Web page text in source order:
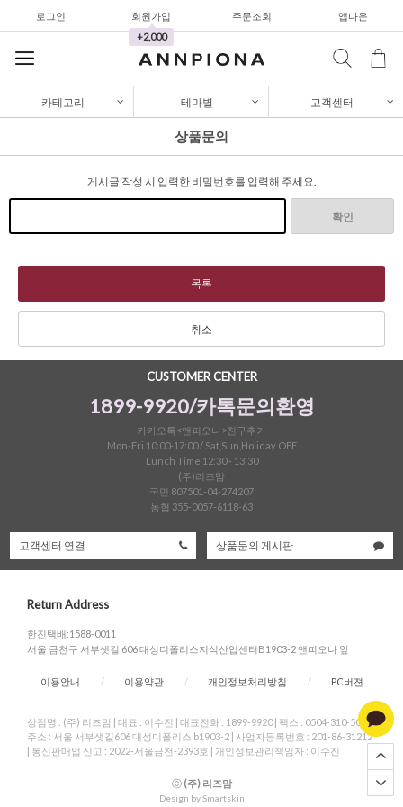
로그인
회원가입
+2,000
주문조회 앱다운
와이드팬츠
한정세일
셔츠&블라우스
가디건/니트
와이드팬츠
가디건/니트
와이드팬츠
한정세일
카테고리 테마별 고객센터
상품문의
게시글 작성 시 입력한 비밀번호를 입력해 주세요.
확인
목록
취소
CUSTOMER CENTER
1899-9920/카톡문의환영
카카오톡<앤피오나>친구추가
Mon-Fri 10:00-17:00 / Sat,Sun,Holiday OFF
Lunch Time 12:30 - 13:30
(주)리즈맘
국민 807501-04-274207
농협 355-0057-6118-63
고객센터 연결 상품문의 게시판
Return Address
한진택배:1588-0011
서울 금천구 서부샛길 606 대성디폴리스지식산업센터B1903-2 앤피오나 앞
이용안내 / 이용약관 / 개인정보처리방침 / PC버젼
상점명 : (주) 리즈맘 | 대표 : 이수진 | 대표전화 : 1899-9920 | 팩스 : 0504-310-5004
주소 : 서울 서부샛길606 대성디폴리스 b1903-2 | 사업자등록번호 : 201-86-31212
| 통신판매업 신고 : 2022-서울금천-2393호 | 개인정보관리책임자 : 이수진
ⓒ (주) 리즈맘